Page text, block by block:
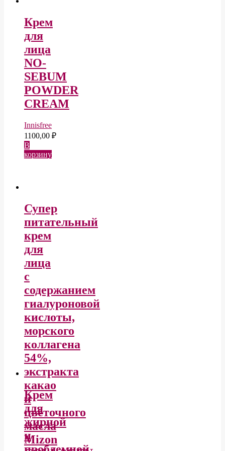
Крем
для
лица
NO-
SEBUM
POWDER
CREAM
Innisfree
1100,00 ₽
В
корзину
Супер
питательный
крем
для
лица
с
содержанием
гиалуроновой
кислоты,
морского
коллагена
54%,
экстракта
какао
и
цветочного
масла
Mizon
Крем
для
жирной
и